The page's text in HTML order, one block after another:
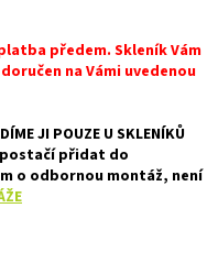
předem. Skleník Vám
na Vámi uvedenou
JI POUZE U SKLENÍKŮ
postačí přidat do
o odbornou montáž, není